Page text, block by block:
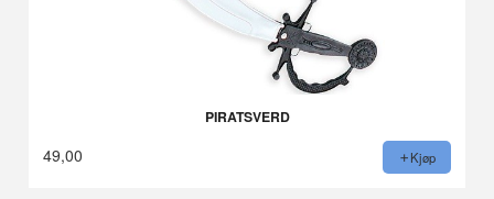
PIRATSVERD
49,00 Kjøp